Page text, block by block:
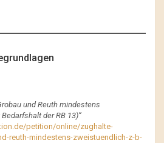
und Reuth mindestens
der RB 13)”
petition/online/zughalte-
reuth-mindestens-zweistuendlich-z-b-